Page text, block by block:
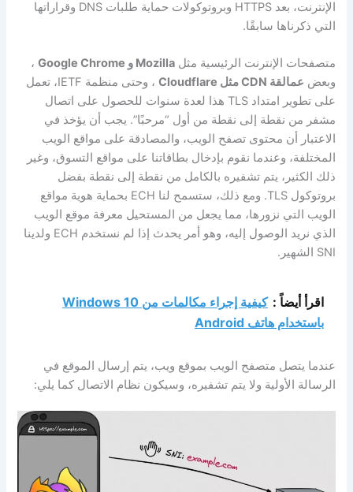
الإنترنت، بعد HTTPS وبروتوكولات حماية طلبات DNS وقراراتها
التي ذكرناها سابقًا.
متصفحات الإنترنت الرئيسية مثلMozilla و Google Chrome
،
وبعض عمالقة CDN مثل Cloudflare
، وحتى منظمة IETF، تعمل
على تطوير امتداد TLS هذا لعدة سنوات للحصول على اتصال
مشفر من نقطة إلى نقطة من أول “مرحبًا”. يجب أن يؤخذ في
الاعتبار أن محتوى تصفح الويب، والمصادقة على مواقع الويب
المختلفة، وعندما نقوم بإدخال بطاقاتنا على مواقع التسوق، وغير
ذلك الكثير، يتم تشفيره بالكامل من نقطة إلى نقطة بفضل
بروتوكول TLS. ومع ذلك، ستسمح لنا ECH بحماية هوية مواقع
الويب التي نزورها، مما يجعل من المستحيل معرفة موقع الويب
الذي نريد الوصول إليه، وهو أمر يحدث إذا لم نستخدم ECH ولدينا
SNI الشهير.
اقرأ أيضاً :
كيفية إجراء مكالمات من Windows 10
باستخدام هاتف Android
عندما يتصل متصفح الويب بموقع ويب، يتم إرسال الموقع في
الرسالة الأولية ولا يتم تشفيره، وسيكون نظام الاتصال كما يلي: